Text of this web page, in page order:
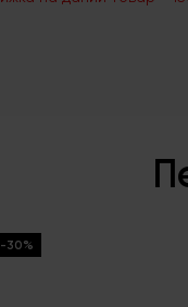
-30%